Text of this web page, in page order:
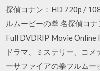
探偵コナン：HD 720p /
ルムービーの拳 名探偵コ
Full DVDRIP Movie Online
ドラマ、ミステリー、コ
ーサファイアの拳フルムー